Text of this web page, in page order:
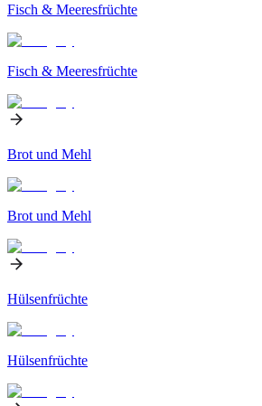
Fisch & Meeresfrüchte
Fisch & Meeresfrüchte
Brot und Mehl
Brot und Mehl
Hülsenfrüchte
Hülsenfrüchte